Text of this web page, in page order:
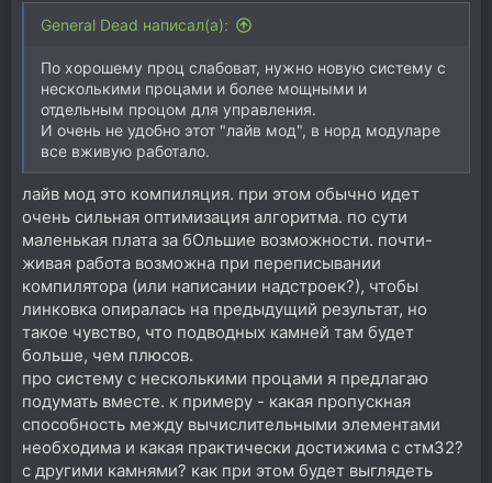
General Dead написал(а):
По хорошему проц слабоват, нужно новую систему с
несколькими процами и более мощными и
отдельным процом для управления.
И очень не удобно этот "лайв мод", в норд модуларе
все вживую работало.
лайв мод это компиляция. при этом обычно идет
очень сильная оптимизация алгоритма. по сути
маленькая плата за бОльшие возможности. почти-
живая работа возможна при переписывании
компилятора (или написании надстроек?), чтобы
линковка опиралась на предыдущий результат, но
такое чувство, что подводных камней там будет
больше, чем плюсов.
про систему с несколькими процами я предлагаю
подумать вместе. к примеру - какая пропускная
способность между вычислительными элементами
необходима и какая практически достижима с стм32?
с другими камнями? как при этом будет выглядеть